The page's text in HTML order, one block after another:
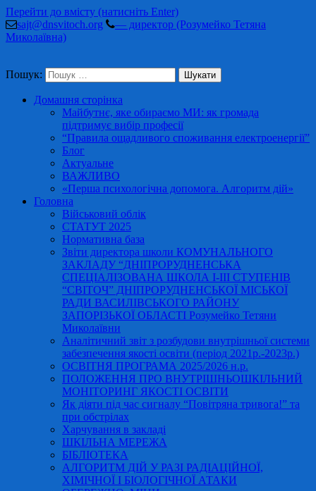
Перейти до вмісту (натисніть Enter)
sajt@dnsvitoch.org
— директор (Розумейко Тетяна
Миколаївна)
Пошук:
Домашня сторінка
Майбутнє, яке обираємо МИ: як громада
підтримує вибір професії
“Правила ощадливого споживання електроенергії”
Блог
Актуальне
ВАЖЛИВО
«Перша психологічна допомога. Алгоритм дій»
Головна
Військовий облік
СТАТУТ 2025
Нормативна база
Звіти директора школи КОМУНАЛЬНОГО
ЗАКЛАДУ “ДНІПРОРУДНЕНСЬКА
СПЕЦІАЛІЗОВАНА ШКОЛА І-ІІІ СТУПЕНІВ
“СВІТОЧ” ДНІПРОРУДНЕНСЬКОЇ МІСЬКОЇ
РАДИ ВАСИЛІВСЬКОГО РАЙОНУ
ЗАПОРІЗЬКОЇ ОБЛАСТІ Розумейко Тетяни
Миколаївни
Аналітичний звіт з розбудови внутрішньої системи
забезпечення якості освіти (період 2021р.-2023р.)
ОСВІТНЯ ПРОГРАМА 2025/2026 н.р.
ПОЛОЖЕННЯ ПРО ВНУТРІШНЬОШКІЛЬНИЙ
МОНІТОРИНГ ЯКОСТІ ОСВІТИ
Як діяти під час сигналу “Повітряна тривога!” та
при обстрілах
Харчування в закладі
ШКІЛЬНА МЕРЕЖА
БІБЛІОТЕКА
АЛГОРИТМ ДІЙ У РАЗІ РАДІАЦІЙНОЇ,
ХІМІЧНОЇ І БІОЛОГІЧНОЇ АТАКИ